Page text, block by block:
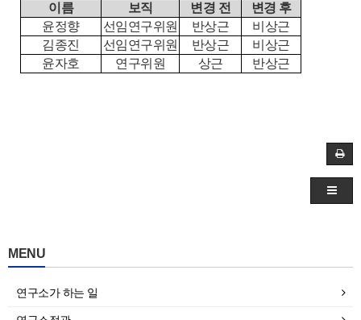
이름 보직 변경 전
변경 후
윤정향
선임연구위원 반상근
비상근
김종진
선임연구위원 반상근
비상근
윤자호
연구위원 상근 반상근
MENU
연구소가 하는 일